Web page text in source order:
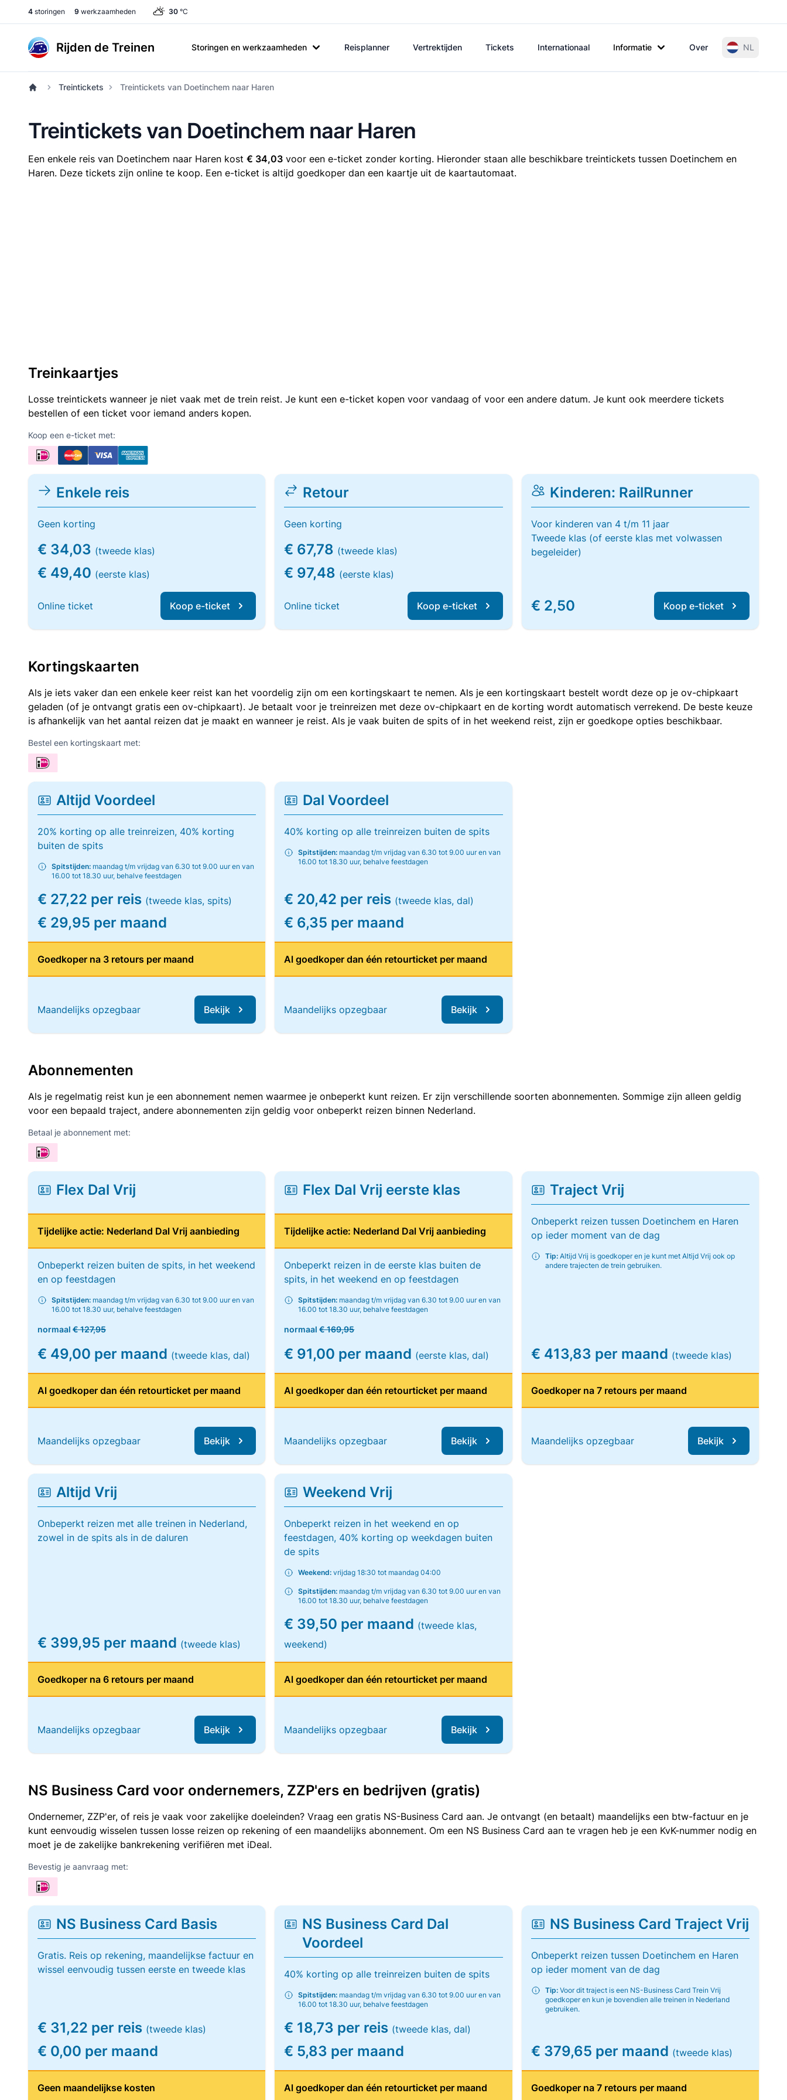
4 storingen 9 werkzaamheden 30 °C
Rijden de Treinen Storingen en werkzaamheden Reisplanner Vertrektijden Tickets Internationaal Informatie Over NL
Treintickets Treintickets van Doetinchem naar Haren
Treintickets van Doetinchem naar Haren
Een enkele reis van Doetinchem naar Haren kost € 34,03 voor een e-ticket zonder korting. Hieronder staan alle beschikbare treintickets tussen Doetinchem en
Haren. Deze tickets zijn online te koop. Een e-ticket is altijd goedkoper dan een kaartje uit de kaartautomaat.
Treinkaartjes
Losse treintickets wanneer je niet vaak met de trein reist. Je kunt een e-ticket kopen voor vandaag of voor een andere datum. Je kunt ook meerdere tickets
bestellen of een ticket voor iemand anders kopen.
Koop een e-ticket met:
Enkele reis
Geen korting
€ 34,03 (tweede klas)
€ 49,40 (eerste klas)
Online ticket Koop e-ticket
Retour
Geen korting
€ 67,78 (tweede klas)
€ 97,48 (eerste klas)
Online ticket Koop e-ticket
Kinderen: RailRunner
Voor kinderen van 4 t/m 11 jaar
Tweede klas (of eerste klas met volwassen
begeleider)
€ 2,50 Koop e-ticket
Kortingskaarten
Als je iets vaker dan een enkele keer reist kan het voordelig zijn om een kortingskaart te nemen. Als je een kortingskaart bestelt wordt deze op je ov-chipkaart
geladen (of je ontvangt gratis een ov-chipkaart). Je betaalt voor je treinreizen met deze ov-chipkaart en de korting wordt automatisch verrekend. De beste keuze
is afhankelijk van het aantal reizen dat je maakt en wanneer je reist. Als je vaak buiten de spits of in het weekend reist, zijn er goedkope opties beschikbaar.
Bestel een kortingskaart met:
Altijd Voordeel
20% korting op alle treinreizen, 40% korting
buiten de spits
Spitstijden: maandag t/m vrijdag van 6.30 tot 9.00 uur en van
16.00 tot 18.30 uur, behalve feestdagen
€ 27,22 per reis (tweede klas, spits)
€ 29,95 per maand
Goedkoper na 3 retours per maand
Maandelijks opzegbaar Bekijk
Dal Voordeel
40% korting op alle treinreizen buiten de spits
Spitstijden: maandag t/m vrijdag van 6.30 tot 9.00 uur en van
16.00 tot 18.30 uur, behalve feestdagen
€ 20,42 per reis (tweede klas, dal)
€ 6,35 per maand
Al goedkoper dan één retourticket per maand
Maandelijks opzegbaar Bekijk
Abonnementen
Als je regelmatig reist kun je een abonnement nemen waarmee je onbeperkt kunt reizen. Er zijn verschillende soorten abonnementen. Sommige zijn alleen geldig
voor een bepaald traject, andere abonnementen zijn geldig voor onbeperkt reizen binnen Nederland.
Betaal je abonnement met:
Flex Dal Vrij
Tijdelijke actie: Nederland Dal Vrij aanbieding
Onbeperkt reizen buiten de spits, in het weekend
en op feestdagen
Spitstijden: maandag t/m vrijdag van 6.30 tot 9.00 uur en van
16.00 tot 18.30 uur, behalve feestdagen
normaal € 127,95
€ 49,00 per maand (tweede klas, dal)
Al goedkoper dan één retourticket per maand
Maandelijks opzegbaar Bekijk
Flex Dal Vrij eerste klas
Tijdelijke actie: Nederland Dal Vrij aanbieding
Onbeperkt reizen in de eerste klas buiten de
spits, in het weekend en op feestdagen
Spitstijden: maandag t/m vrijdag van 6.30 tot 9.00 uur en van
16.00 tot 18.30 uur, behalve feestdagen
normaal€ 169,95
€ 91,00 per maand (eerste klas, dal)
Al goedkoper dan één retourticket per maand
Maandelijks opzegbaar Bekijk
Traject Vrij
Onbeperkt reizen tussen Doetinchem en Haren
op ieder moment van de dag
Tip:Altijd Vrij is goedkoper en je kunt met Altijd Vrij ook op
andere trajecten de trein gebruiken.
€ 413,83 per maand (tweede klas)
Goedkoper na 7 retours per maand
Maandelijks opzegbaar Bekijk
Altijd Vrij
Onbeperkt reizen met alle treinen in Nederland,
zowel in de spits als in de daluren
€ 399,95 per maand (tweede klas)
Goedkoper na 6 retours per maand
Maandelijks opzegbaar Bekijk
Weekend Vrij
Onbeperkt reizen in het weekend en op
feestdagen, 40% korting op weekdagen buiten
de spits
Weekend: vrijdag 18:30 tot maandag 04:00
Spitstijden: maandag t/m vrijdag van 6.30 tot 9.00 uur en van
16.00 tot 18.30 uur, behalve feestdagen
€ 39,50 per maand (tweede klas,
weekend)
Al goedkoper dan één retourticket per maand
Maandelijks opzegbaar Bekijk
NS Business Card voor ondernemers, ZZP'ers en bedrijven (gratis)
Ondernemer, ZZP'er, of reis je vaak voor zakelijke doeleinden? Vraag een gratis NS-Business Card aan. Je ontvangt (en betaalt) maandelijks een btw-factuur en je
kunt eenvoudig wisselen tussen losse reizen op rekening of een maandelijks abonnement. Om een NS Business Card aan te vragen heb je een KvK-nummer nodig en
moet je de zakelijke bankrekening verifiëren met iDeal.
Bevestig je aanvraag met:
NS Business Card Basis
Gratis. Reis op rekening, maandelijkse factuur en
wissel eenvoudig tussen eerste en tweede klas
€ 31,22 per reis (tweede klas)
€ 0,00 per maand
Geen maandelijkse kosten
NS Business Card Dal
Voordeel
40% korting op alle treinreizen buiten de spits
Spitstijden: maandag t/m vrijdag van 6.30 tot 9.00 uur en van
16.00 tot 18.30 uur, behalve feestdagen
€ 18,73 per reis (tweede klas, dal)
€ 5,83 per maand
Al goedkoper dan één retourticket per maand
NS Business Card Traject Vrij
Onbeperkt reizen tussen Doetinchem en Haren
op ieder moment van de dag
Tip:Voor dit traject is een NS-Business Card Trein Vrij
goedkoper en kun je bovendien alle treinen in Nederland
gebruiken.
€ 379,65 per maand (tweede klas)
Goedkoper na 7 retours per maand